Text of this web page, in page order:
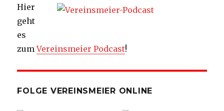
Hier
geht
es
zumVereinsmeier Podcast!
FOLGE VEREINSMEIER ONLINE